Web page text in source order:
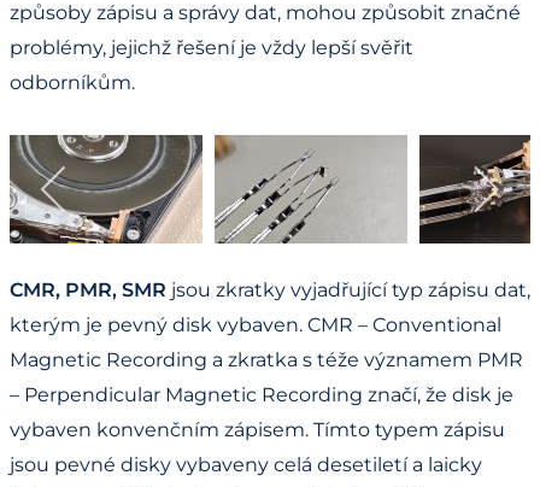
způsoby zápisu a správy dat, mohou způsobit značné
problémy, jejichž řešení je vždy lepší svěřit
odborníkům.
CMR, PMR, SMR jsou zkratky vyjadřující typ zápisu dat,
kterým je pevný disk vybaven. CMR – Conventional
Magnetic Recording a zkratka s téže významem PMR
– Perpendicular Magnetic Recording značí, že disk je
vybaven konvenčním zápisem. Tímto typem zápisu
jsou pevné disky vybaveny celá desetiletí a laicky